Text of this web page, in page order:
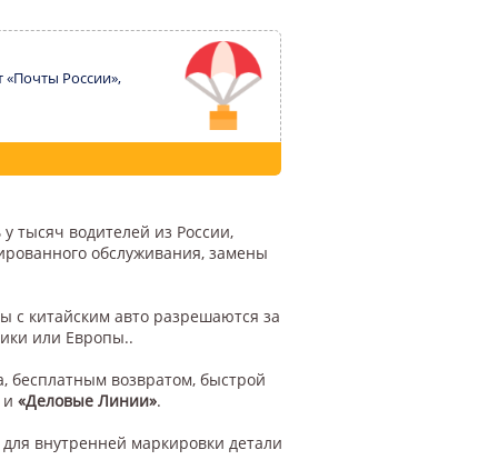
«Почты России»,
тысяч водителей из России,
обслуживания, замены
с китайским авто разрешаются за
или Европы..
бесплатным возвратом, быстрой
и «Деловые Линии».
внутренней маркировки детали